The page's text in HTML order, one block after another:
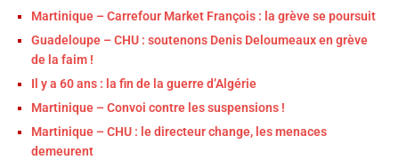
Martinique – Carrefour Market François : la grève se poursuit
Guadeloupe – CHU : soutenons Denis Deloumeaux en grève
de la faim !
Il y a 60 ans : la fin de la guerre d’Algérie
Martinique – Convoi contre les suspensions !
Martinique – CHU : le directeur change, les menaces
demeurent